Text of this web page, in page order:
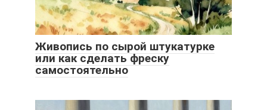
Живопись по сырой штукатурке
или как сделать фреску
самостоятельно